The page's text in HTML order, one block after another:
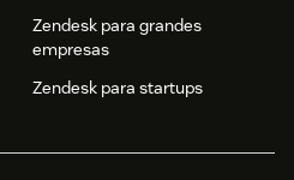
Zendesk para grandes
empresas
Zendesk para startups